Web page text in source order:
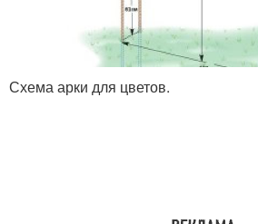
Схема арки для цветов.